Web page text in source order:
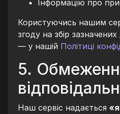
Інформацію про
Користуючись нашим
згоду на збір
— у нашій Політиці
5.
Наш сервіс надається